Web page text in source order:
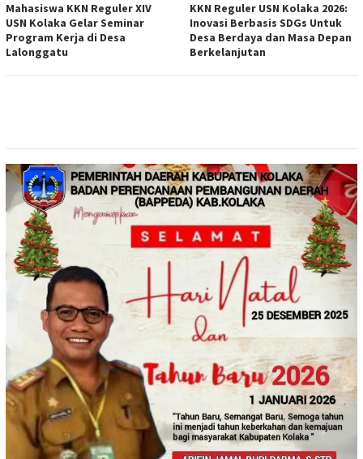
Mahasiswa KKN Reguler XIV
USN Kolaka Gelar Seminar
Program Kerja di Desa
Lalonggatu
KKN Reguler USN Kolaka 2026:
Inovasi Berbasis SDGs Untuk
Desa Berdaya dan Masa Depan
Berkelanjutan